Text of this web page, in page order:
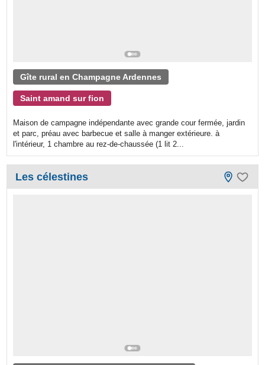
Gîte rural en Champagne Ardennes
Saint amand sur fion
Maison de campagne indépendante avec grande cour fermée, jardin
et parc, préau avec barbecue et salle à manger extérieure. à
l'intérieur, 1 chambre au rez-de-chaussée (1 lit 2...
Les célestines